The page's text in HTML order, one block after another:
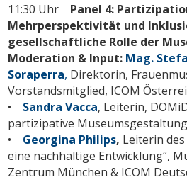
11:30 Uhr Panel 4:
Mehrperspektivität und
gesellschaftliche Rolle der
Moderation & Input: Mag.
Soraperra, Direktorin,
Vorstandsmitglied, ICOM
• Sandra Vacca, Leiterin,
partizipative Museumsgestaltung
• Georgina Philips, Leiterin
eine nachhaltige Entwicklung“,
Zentrum München & ICOM